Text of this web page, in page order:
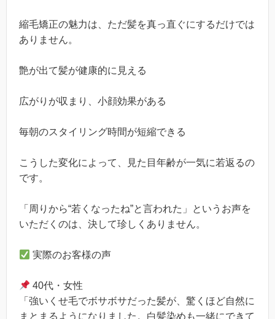
縮毛矯正の魅力は、ただ髪を真っ直ぐにするだけでは
ありません。
艶が出て髪が健康的に見える
広がりが収まり、小顔効果がある
毎朝のスタイリング時間が短縮できる
こうした変化によって、見た目年齢が一気に若返るの
です。
「周りから“若くなったね”と言われた」というお声を
いただくのは、決して珍しくありません。
実際のお客様の声
40代・女性
「強いくせ毛でボサボサだった髪が、驚くほど自然に
まとまるようになりました。白髪染めも一緒にできて